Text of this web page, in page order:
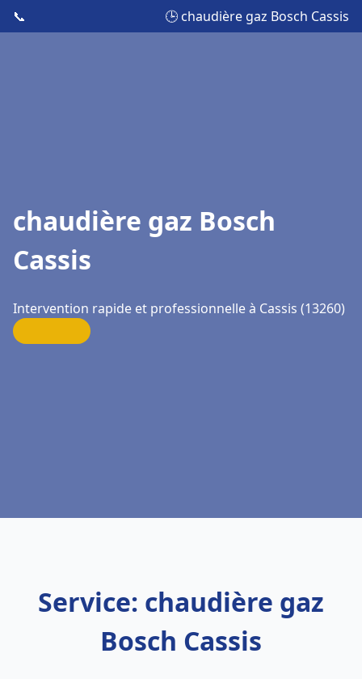
📞 🕒 chaudière gaz Bosch Cassis
chaudière gaz Bosch
Cassis
Intervention rapide et professionnelle à Cassis (13260)
Service: chaudière gaz
Bosch Cassis